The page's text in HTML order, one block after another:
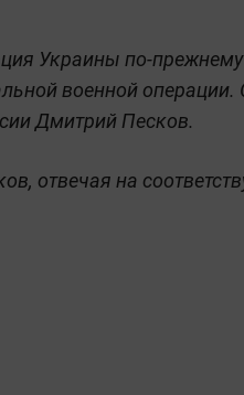
Украины по-
военной операции.
Дмитрий Песков.
отвечая на